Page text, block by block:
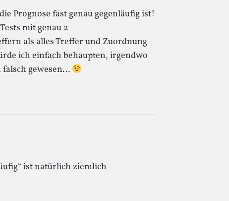
Prognose fast genau gegenläufig ist!
mit genau 2
als alles Treffer und Zuordnung
ich einfach behaupten, irgendwo
falsch gewesen…
ist natürlich ziemlich